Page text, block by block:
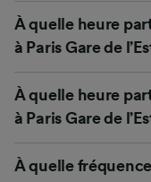
À quelle heure
à Paris Gare de
À quelle heure
à Paris Gare de
À quelle